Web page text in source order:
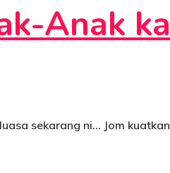
Anak
sekarang ni… Jom